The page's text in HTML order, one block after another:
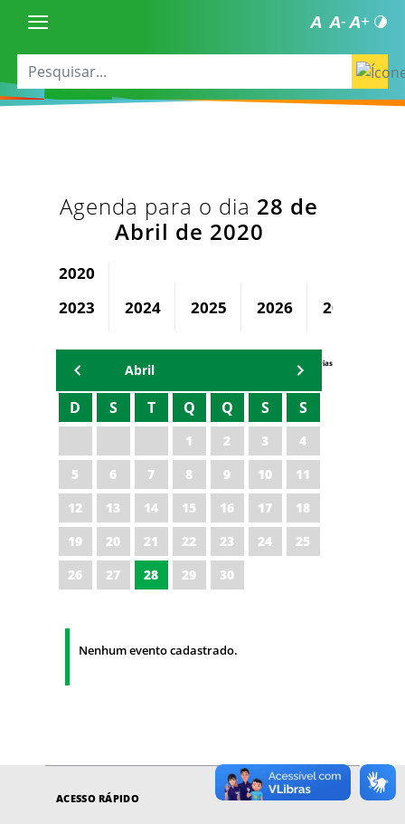
Agenda para o dia 28 de
Abril de 2020
2020
2023
2024 2025 2026 2027
Agenda Secretárias
Abril
D S T Q Q S S
1 2 3
4
5
6 7 8 9 10
11
12
13 14 15 16 17
18
19
20 21 22 23 24
25
26
27 28 29 30
Nenhum evento cadastrado.
ACESSO RÁPIDO